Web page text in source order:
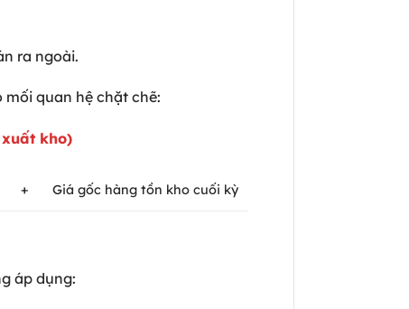
ra ngoài.
quan hệ chặt chẽ:
xuất kho)
+ Giá gốc hàng tồn kho cuối kỳ
áp dụng: